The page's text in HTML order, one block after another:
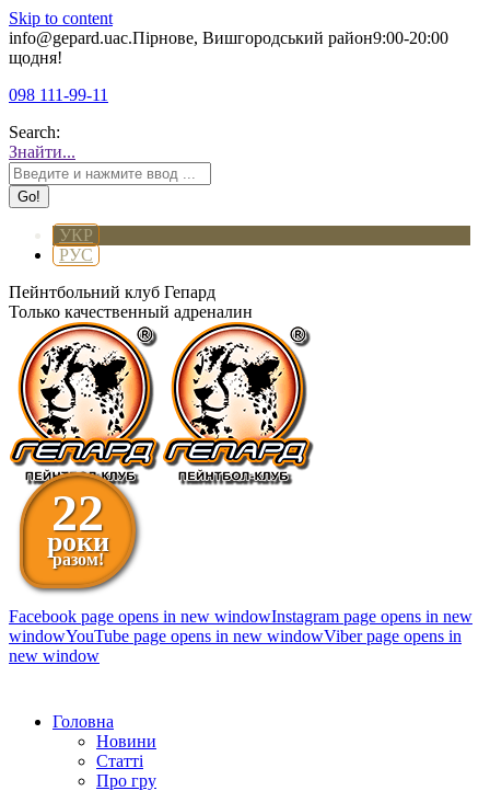
Skip to content
info@gepard.uaс.Пірнове, Вишгородський район9:00-20:00
щодня!
098 111-99-11
Search:
Знайти...
УКР
РУС
Пейнтбольний клуб Гепард
Только качественный адреналин
22
роки
разом!
Facebook page opens in new windowInstagram page opens in new
windowYouTube page opens in new windowViber page opens in
new window
Головна
Новини
Статті
Про гру